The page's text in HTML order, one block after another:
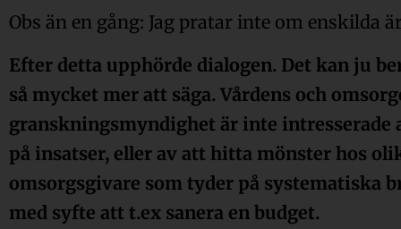
Obs än en gång: Jag pratar inte om enskilda
Efter detta upphörde dialogen. Det kan ju
så mycket mer att säga. Vårdens och
granskningsmyndighet är inte intresserade
på insatser, eller av att hitta mönster hos
omsorgsgivare som tyder på systematiska
med syfte att t.ex sanera en budget.